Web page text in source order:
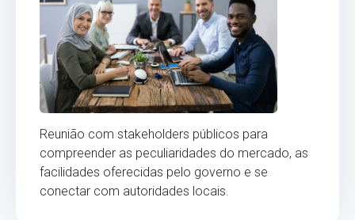
Reunião com stakeholders públicos para
compreender as peculiaridades do mercado, as
facilidades oferecidas pelo governo e se
conectar com autoridades locais.